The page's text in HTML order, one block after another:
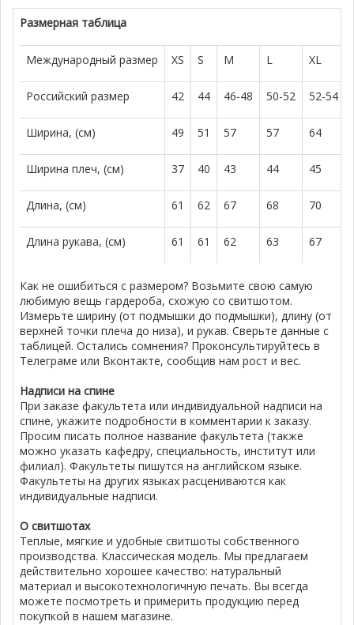
Размерная таблица
Международный размер XS S M L XL
Российский размер 42 44 46-48 50-52 52-54
Ширина, (см) 49 51 57 57 64
Ширина плеч, (см) 37 40 43 44 45
Длина, (см) 61 62 67 68 70
Длина рукава, (см) 61 61 62 63 67
Как не ошибиться с размером? Возьмите свою самую
любимую вещь гардероба, схожую со свитшотом.
Измерьте ширину (от подмышки до подмышки), длину (от
верхней точки плеча до низа), и рукав. Сверьте данные с
таблицей. Остались сомнения? Проконсультируйтесь в
Телеграме или Вконтакте, сообщив нам рост и вес.
Надписи на спине
При заказе факультета или индивидуальной надписи на
спине, укажите подробности в комментарии к заказу.
Просим писать полное название факультета (также
можно указать кафедру, специальность, институт или
филиал). Факультеты пишутся на английском языке.
Факультеты на других языках расцениваются как
индивидуальные надписи.
О свитшотах
Теплые, мягкие и удобные свитшоты собственного
производства. Классическая модель. Мы предлагаем
действительно хорошее качество: натуральный
материал и высокотехнологичную печать. Вы всегда
можете посмотреть и примерить продукцию перед
покупкой в нашем магазине.